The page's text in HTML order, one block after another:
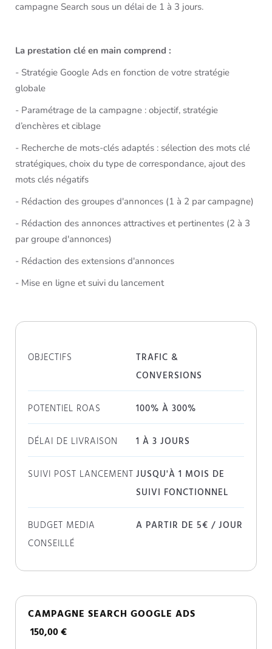
campagne Search sous un délai de 1 à 3 jours.
La prestation clé en main comprend :
- Stratégie Google Ads en fonction de votre stratégie
globale
- Paramétrage de la campagne : objectif, stratégie
d’enchères et ciblage
- Recherche de mots-clés adaptés : sélection des mots clé
stratégiques, choix du type de correspondance, ajout des
mots clés négatifs
- Rédaction des groupes d'annonces (1 à 2 par campagne)
- Rédaction des annonces attractives et pertinentes (2 à 3
par groupe d'annonces)
- Rédaction des extensions d'annonces
- Mise en ligne et suivi du lancement
OBJECTIFS
TRAFIC &
CONVERSIONS
POTENTIEL ROAS 100% À 300%
DÉLAI DE LIVRAISON 1 À 3 JOURS
SUIVI POST LANCEMENT JUSQU'À 1 MOIS DE
SUIVI FONCTIONNEL
BUDGET MEDIA
CONSEILLÉ
A PARTIR DE 5€ / JOUR
CAMPAGNE SEARCH GOOGLE ADS
150,00 €